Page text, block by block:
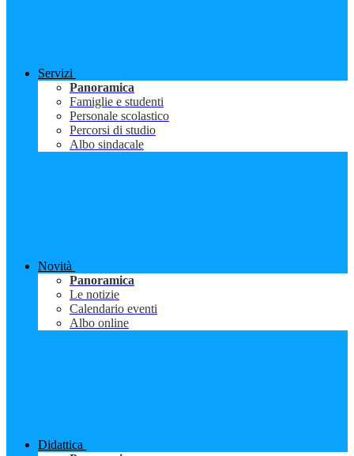
Servizi
Panoramica
Famiglie e studenti
Personale scolastico
Percorsi di studio
Albo sindacale
Novità
Panoramica
Le notizie
Calendario eventi
Albo online
Didattica